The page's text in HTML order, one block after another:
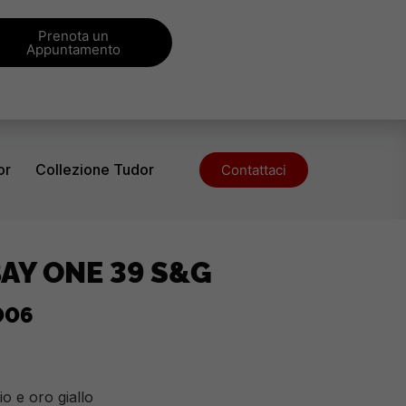
Prenota un
Appuntamento
Collezione Tudor Contattaci
ONE 39 S&G
e oro giallo